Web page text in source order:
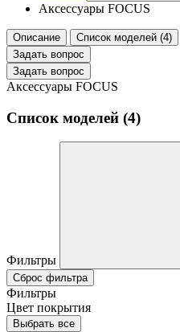
Аксессуары FOCUS
Описание
Список моделей (4)
Задать вопрос
Задать вопрос
Аксессуары FOCUS
Список моделей (4)
Фильтры
Сброс фильтра
Фильтры
Цвет покрытия
Выбрать все